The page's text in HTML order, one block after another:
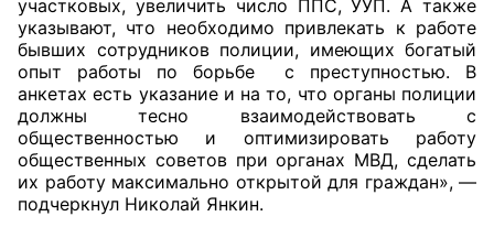
участковых, увеличить число ППС, УУП. А также
указывают, что необходимо привлекать к работе
бывших сотрудников полиции, имеющих богатый
опыт работы по борьбе с преступностью. В
анкетах есть указание и на то, что органы полиции
должны тесно взаимодействовать с
общественностью и оптимизировать работу
общественных советов при органах МВД, сделать
их работу максимально открытой для граждан», —
подчеркнул Николай Янкин.